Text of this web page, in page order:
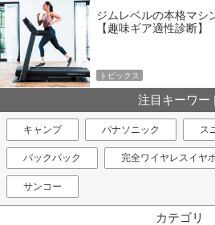
ジムレベルの本格マシ
【趣味ギア適性診断】
トピックス
注目キーワー
キャンプ パナソニック ス
バックパック 完全ワイヤレスイヤ
サンコー
カテゴリ